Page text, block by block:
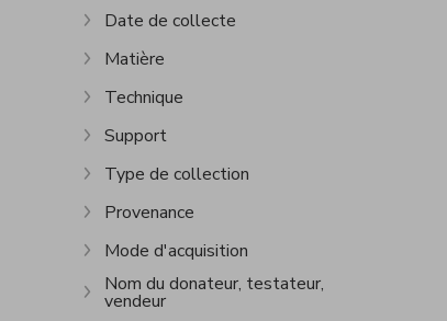
Afficher plus
Date de collecte
Afficher plus
Matière
Afficher plus
Technique
Afficher plus
Support
Afficher plus
Type de collection
Afficher plus
Provenance
Afficher plus
Mode d'acquisition
Afficher plus
Nom du donateur, testateur,
vendeur